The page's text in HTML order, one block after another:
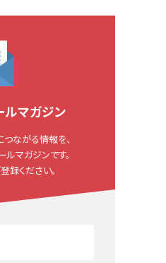
ルマガジン
ながる情報を、
ルマガジンです。
録ください。